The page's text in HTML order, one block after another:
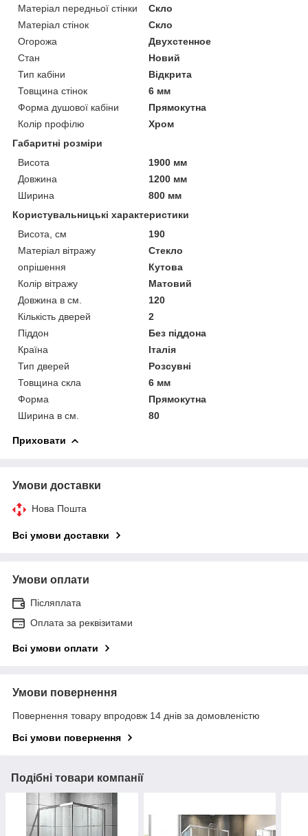
Матеріал передньої стінки
Скло
Матеріал стінок
Скло
Огорожа
Двухстенное
Стан
Новий
Тип кабіни
Відкрита
Товщина стінок
6 мм
Форма душової кабіни
Прямокутна
Колір профілю
Хром
Габаритні розміри
Висота
1900 мм
Довжина
1200 мм
Ширина
800 мм
Користувальницькі характеристики
Висота, см
190
Матеріал вітражу
Стекло
опрішення
Кутова
Колір вітражу
Матовий
Довжина в см.
120
Кількість дверей
2
Піддон
Без піддона
Країна
Італія
Тип дверей
Розсувні
Товщина скла
6 мм
Форма
Прямокутна
Ширина в см.
80
Приховати
Умови доставки
Нова Пошта
Всі умови доставки
Умови оплати
Післяплата
Оплата за реквізитами
Всі умови оплати
Умови повернення
Повернення товару впродовж 14 днів за домовленістю
Всі умови повернення
Подібні товари компанії